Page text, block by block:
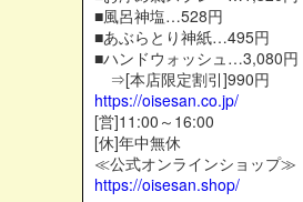
■風呂神塩…528円
■あぶらとり神紙…495円
■ハンドウォッシュ…3,080円
⇒[本店限定割引]990円
https://oisesan.co.jp/
[営]11:00～16:00
[休]年中無休
≪公式オンラインショップ≫
https://oisesan.shop/